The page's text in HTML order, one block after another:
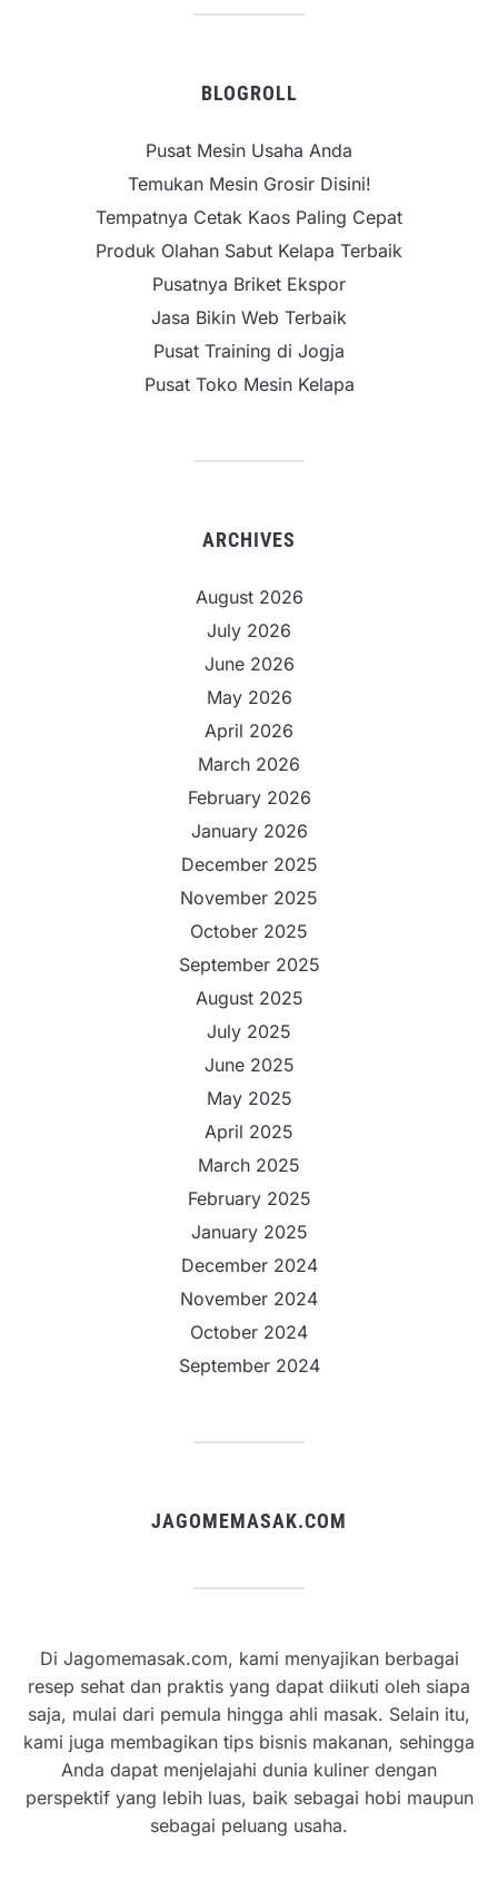
BLOGROLL
Pusat Mesin Usaha Anda
Temukan Mesin Grosir Disini!
Tempatnya Cetak Kaos Paling Cepat
Produk Olahan Sabut Kelapa Terbaik
Pusatnya Briket Ekspor
Jasa Bikin Web Terbaik
Pusat Training di Jogja
Pusat Toko Mesin Kelapa
ARCHIVES
August 2026
July 2026
June 2026
May 2026
April 2026
March 2026
February 2026
January 2026
December 2025
November 2025
October 2025
September 2025
August 2025
July 2025
June 2025
May 2025
April 2025
March 2025
February 2025
January 2025
December 2024
November 2024
October 2024
September 2024
JAGOMEMASAK.COM
Di Jagomemasak.com, kami menyajikan berbagai
resep sehat dan praktis yang dapat diikuti oleh siapa
saja, mulai dari pemula hingga ahli masak. Selain itu,
kami juga membagikan tips bisnis makanan, sehingga
Anda dapat menjelajahi dunia kuliner dengan
perspektif yang lebih luas, baik sebagai hobi maupun
sebagai peluang usaha.